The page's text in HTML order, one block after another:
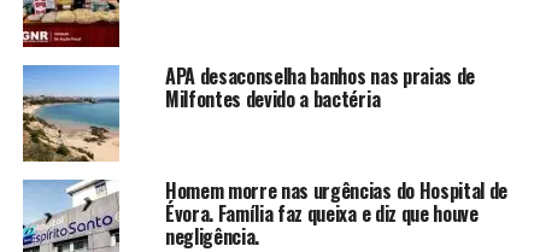
APA desaconselha banhos nas praias de
Milfontes devido a bactéria
Homem morre nas urgências do Hospital de
Évora. Família faz queixa e diz que houve
negligência.